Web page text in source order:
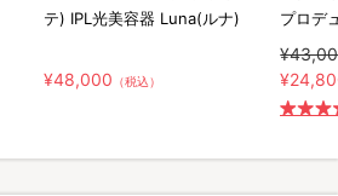
テ) IPL光美容器 Luna(ルナ)
¥48,000 （税込）
プロデ